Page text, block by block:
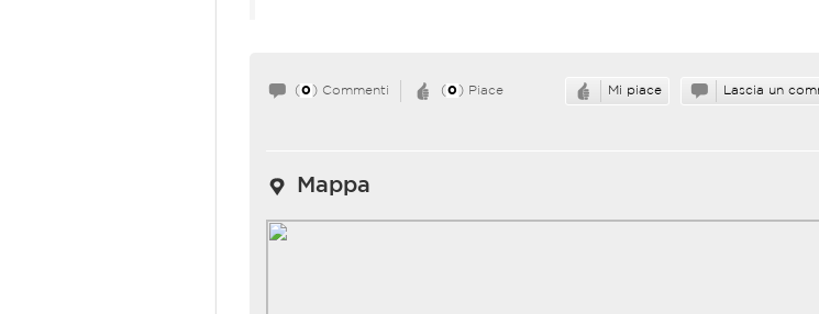
( 0 ) Commenti ( 0 ) Piace Mi piace Lascia un
Mappa